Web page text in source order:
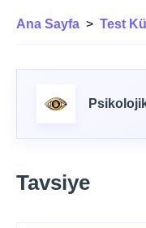
Ana Sayfa > Test
Tavsiye